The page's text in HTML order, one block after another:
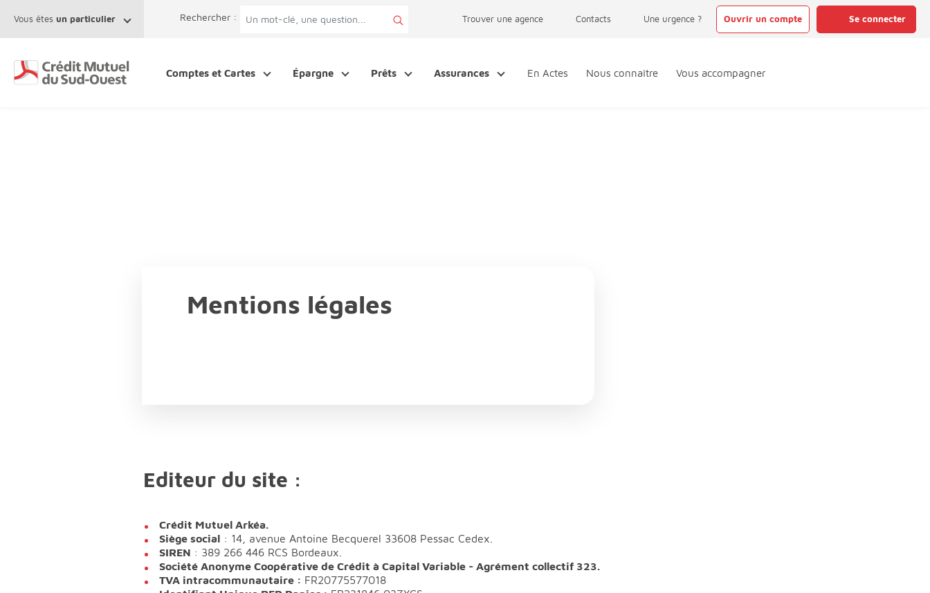
Vous êtes un particulier Rechercher : Trouver une agence Contacts Une urgence ? Ouvrir un compte Se connecter
Comptes et Cartes Épargne Prêts Assurances En Actes Nous connaître Vous accompagner
Mentions légales
Editeur du site :
Crédit Mutuel Arkéa.
Siège social : 14, avenue Antoine Becquerel 33608 Pessac Cedex.
SIREN : 389 266 446 RCS Bordeaux.
Société Anonyme Coopérative de Crédit à Capital Variable - Agrément collectif 323.
TVA intracommunautaire : FR20775577018